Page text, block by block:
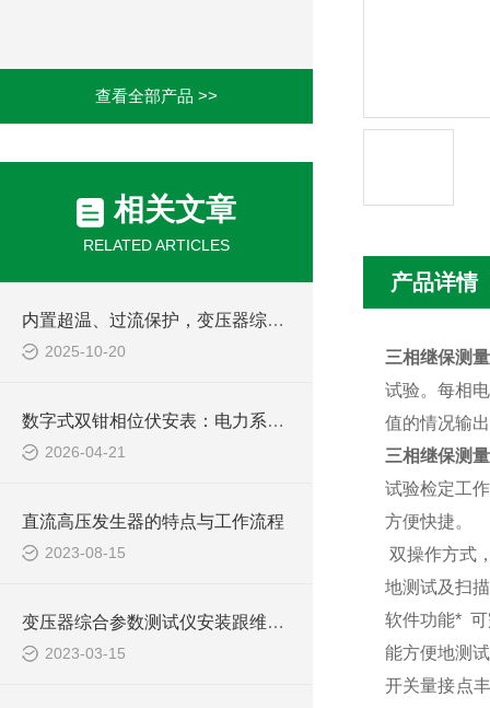
查看全部产品 >>
相关文章
RELATED ARTICLES
内置超温、过流保护，变压器综合参数测试仪兼顾安全与效率，助力电力现场作业
2025-10-20
数字式双钳相位伏安表：电力系统的“相位神探“
2026-04-21
直流高压发生器的特点与工作流程
2023-08-15
变压器综合参数测试仪安装跟维护有哪些要注意
2023-03-15
产品详情
三相继保测
试验。每相
值的情况输
三相继保测
试验检定工
方便快捷。
双操作方式
地测试及扫
软件功能*
能方便地测
开关量接点